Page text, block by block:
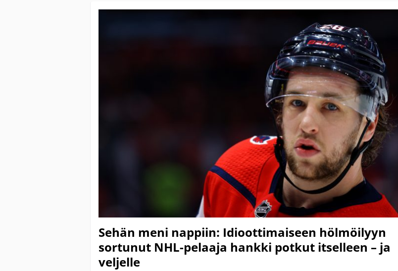
Sehän meni nappiin: Idioottimaiseen hölmöilyyn
sortunut NHL-pelaaja hankki potkut itselleen – ja
veljelle